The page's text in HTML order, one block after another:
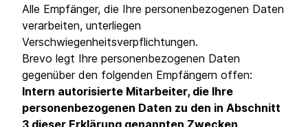
Alle Empfänger, die Ihre personenbezogenen Daten
verarbeiten, unterliegen
Verschwiegenheitsverpflichtungen.
Brevo legt Ihre personenbezogenen Daten
gegenüber den folgenden Empfängern offen:
Intern autorisierte Mitarbeiter, die Ihre
personenbezogenen Daten zu den in Abschnitt
3 dieser Erklärung genannten Zwecken